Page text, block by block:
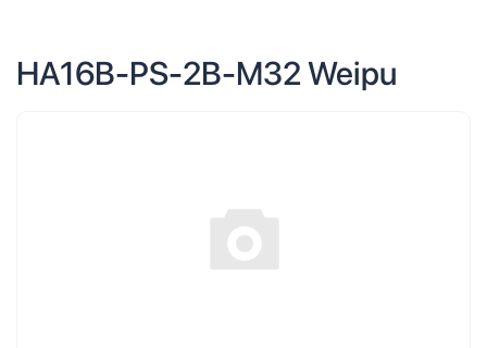
HA16B-PS-2B-M32 Weipu